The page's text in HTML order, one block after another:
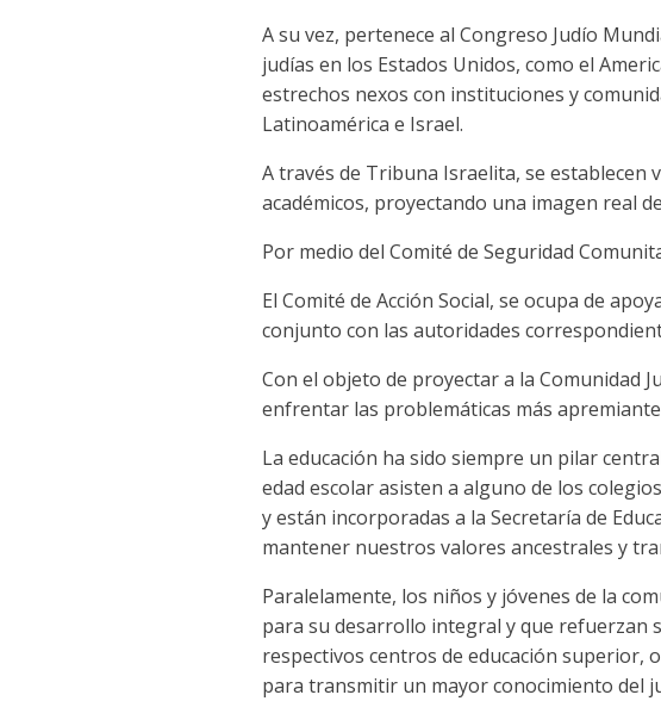
A su vez, pertenece al Congreso Judío
judías en los Estados Unidos, como el
estrechos nexos con instituciones y
Latinoamérica e Israel.
A través de Tribuna Israelita, se establecen
académicos, proyectando una imagen real
Por medio del Comité de Seguridad
El Comité de Acción Social, se ocupa de
conjunto con las autoridades
Con el objeto de proyectar a la Comunidad
enfrentar las problemáticas más
La educación ha sido siempre un pilar
edad escolar asisten a alguno de los
y están incorporadas a la Secretaría de
mantener nuestros valores ancestrales y
Paralelamente, los niños y jóvenes de la
para su desarrollo integral y que refuerzan
respectivos centros de educación superior,
para transmitir un mayor conocimiento del